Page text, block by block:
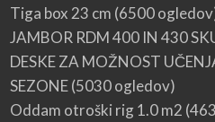
Tiga box 23 cm (6500
JAMBOR RDM 400 IN 430
DESKE ZA MOŽNOST
SEZONE(5030 ogledov)
Oddam otroški rig 1.0 m2